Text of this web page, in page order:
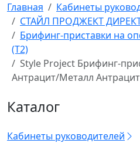
Главная
Кабинеты
СТАЙЛ ПРОДЖЕКТ
Брифинг-приставки на
(T2)
Style Project Брифинг-
Антрацит/Металл
Каталог
Кабинеты руководителей